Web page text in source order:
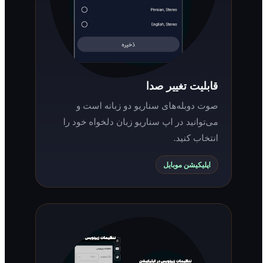
قابلیت تغییر صدا
صوت دوبله‌های سناریو دو زبانه است و
می‌توانید در اپ سناریو زبان دلخواه خود را
انتخاب کنید.
اپلیکیشن موبایل